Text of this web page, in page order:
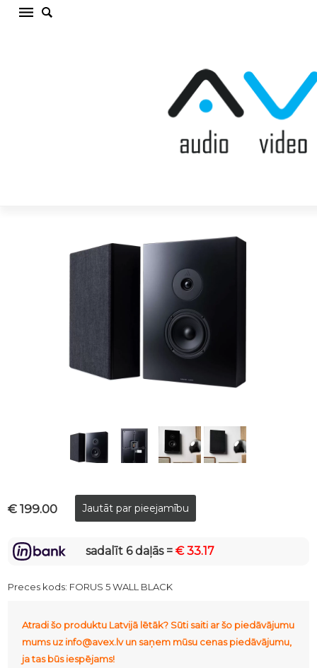
ARGON AUDIO FORUS 5 WALL BLACK Sienas
akustiskā sistēma (cena par gab.)
€ 199.00
sadalīt 6 daļās =€ 33.17
Preces kods: FORUS 5 WALL BLACK
Atradi šo produktu Latvijā lētāk? Sūti saiti ar šo piedāvājumu
mums uz info@avex.lv un saņem mūsu cenas piedāvājumu,
ja tas būs iespējams!